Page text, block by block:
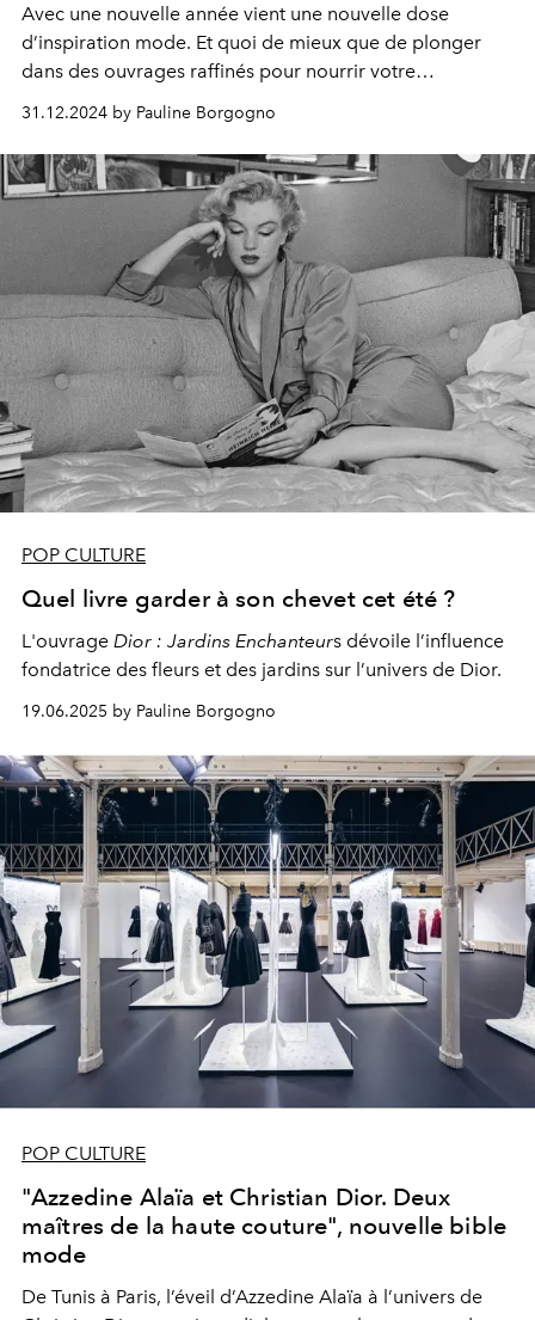
Avec une nouvelle année vient une nouvelle dose
d’inspiration mode. Et quoi de mieux que de plonger
dans des ouvrages raffinés pour nourrir votre
imagination et affiner votre sens du style ?
31.12.2024 by Pauline Borgogno
POP CULTURE
Quel livre garder à son chevet cet été ?
L'ouvrage Dior : Jardins Enchanteurs dévoile l’influence
fondatrice des fleurs et des jardins sur l’univers de Dior.
19.06.2025 by Pauline Borgogno
POP CULTURE
"Azzedine Alaïa et Christian Dior. Deux
maîtres de la haute couture", nouvelle bible
mode
De Tunis à Paris, l’éveil d’Azzedine Alaïa à l’univers de